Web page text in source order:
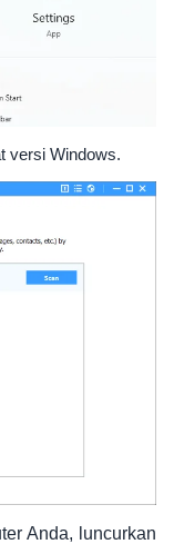
versi Windows.
Anda, luncurkan